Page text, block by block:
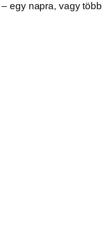
egy napra, vagy több